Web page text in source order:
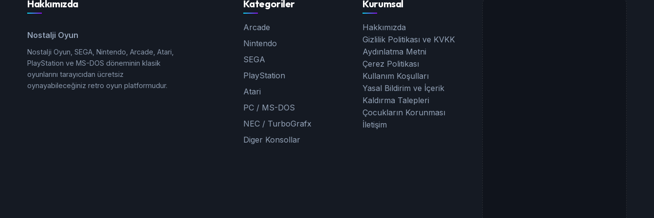
Hakkımızda
Nostalji Oyun
Nostalji Oyun, SEGA, Nintendo, Arcade, Atari,
PlayStation ve MS-DOS döneminin klasik
oyunlarını tarayıcıdan ücretsiz
oynayabileceğiniz retro oyun platformudur.
Kategoriler
Arcade
Nintendo
SEGA
PlayStation
Atari
PC / MS-DOS
NEC / TurboGrafx
Diger Konsollar
Kurumsal
Hakkımızda
Gizlilik Politikası ve KVKK
Aydınlatma Metni
Çerez Politikası
Kullanım Koşulları
Yasal Bildirim ve İçerik
Kaldırma Talepleri
Çocukların Korunması
İletişim